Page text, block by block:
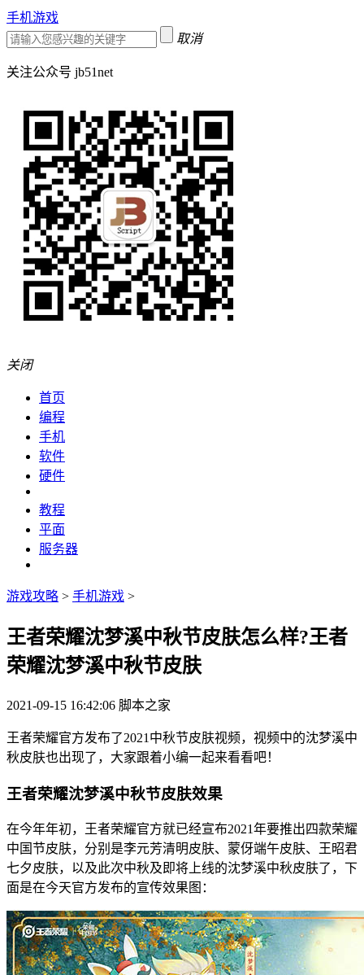
手机游戏
取消
关注公众号 jb51net
关闭
首页
编程
手机
软件
硬件
教程
平面
服务器
游戏攻略 > 手机游戏 >
王者荣耀沈梦溪中秋节皮肤怎么样?王者
荣耀沈梦溪中秋节皮肤
2021-09-15 16:42:06 脚本之家
王者荣耀官方发布了2021中秋节皮肤视频，视频中的沈梦溪中
秋皮肤也出现了，大家跟着小编一起来看看吧！
王者荣耀沈梦溪中秋节皮肤效果
在今年年初，王者荣耀官方就已经宣布2021年要推出四款荣耀
中国节皮肤，分别是李元芳清明皮肤、蒙伢端午皮肤、王昭君
七夕皮肤，以及此次中秋及即将上线的沈梦溪中秋皮肤了，下
面是在今天官方发布的宣传效果图：